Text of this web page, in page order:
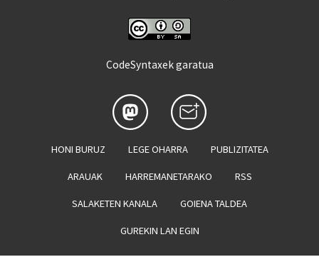
CodeSyntaxek garatua
HONI BURUZ LEGE OHARRA PUBLIZITATEA
ARAUAK HARREMANETARAKO RSS
SALAKETEN KANALA GOIENA TALDEA
GUREKIN LAN EGIN